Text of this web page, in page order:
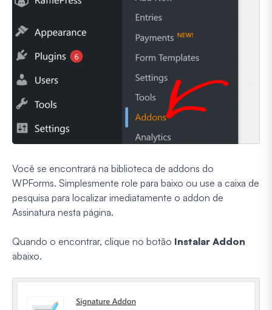
Você se encontrará na biblioteca de addons do
WPForms. Simplesmente role para baixo ou use a caixa de
pesquisa para localizar imediatamente o addon de
Assinatura nesta página.
Quando o encontrar, clique no botão Instalar Addon
abaixo.